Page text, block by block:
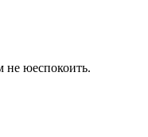
не юеспокоить.